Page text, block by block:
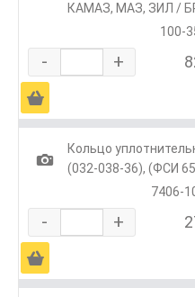
КАМАЗ, МАЗ, ЗИЛ /
100-
- +
Ä
1
Кольцо
(032-038-36), (ФСИ
7406-
- +
Ä